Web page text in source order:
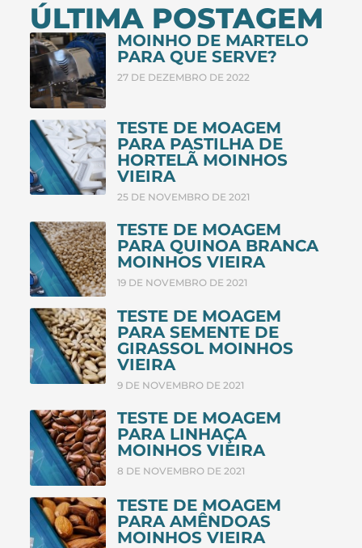
ÚLTIMA POSTAGEM
MOINHO DE MARTELO
PARA QUE SERVE?
27 DE DEZEMBRO DE 2022
TESTE DE MOAGEM
PARA PASTILHA DE
HORTELÃ MOINHOS
VIEIRA
25 DE NOVEMBRO DE 2021
TESTE DE MOAGEM
PARA QUINOA BRANCA
MOINHOS VIEIRA
19 DE NOVEMBRO DE 2021
TESTE DE MOAGEM
PARA SEMENTE DE
GIRASSOL MOINHOS
VIEIRA
9 DE NOVEMBRO DE 2021
TESTE DE MOAGEM
PARA LINHAÇA
MOINHOS VIEIRA
8 DE NOVEMBRO DE 2021
TESTE DE MOAGEM
PARA AMÊNDOAS
MOINHOS VIEIRA